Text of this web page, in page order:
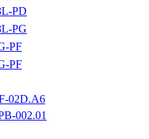
PD
PG
PF
PF
02D.A6
002.01